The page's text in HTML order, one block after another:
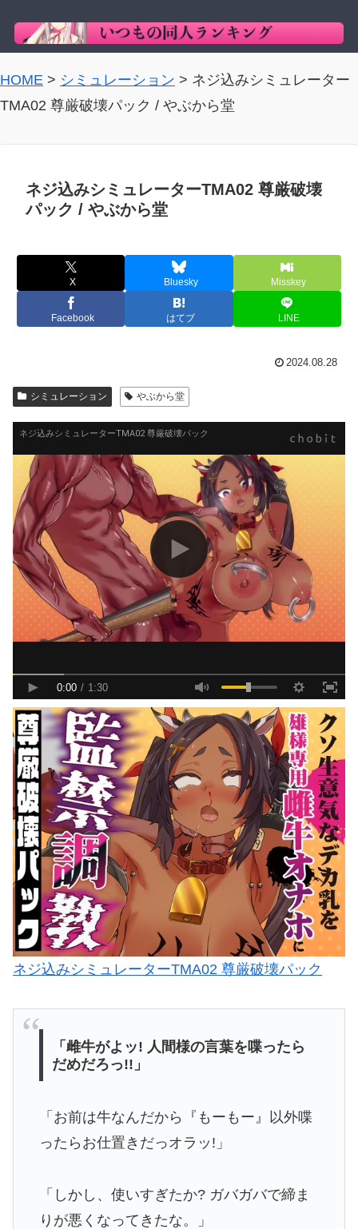
HOME > シミュレーション > ネジ込みシミュレーター
TMA02 尊厳破壊パック / やぶから堂
ネジ込みシミュレーターTMA02 尊厳破壊
パック / やぶから堂
X Bluesky Misskey
Facebook はてブ LINE
2024.08.28
シミュレーション やぶから堂
ネジ込みシミュレーターTMA02 尊厳破壊パック
「雌牛がよッ! 人間様の言葉を喋ったら
だめだろっ!!」
「お前は牛なんだから『もーもー』以外喋
ったらお仕置きだっオラッ!」
「しかし、使いすぎたか? ガバガバで締ま
りが悪くなってきたな。」